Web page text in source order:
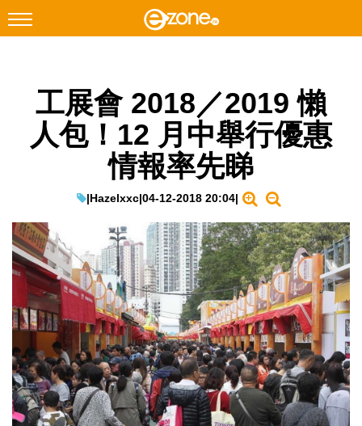
Facebook Instagram
科技焦點
教學評測
EduTech
IT Times
生成式AI與雲端應用
Enterprise Digital Transformation
特集
工展會 2018／2019 懶
人包！12 月中舉行優惠
情報率先睇
|Hazelxxc|04-12-2018 20:04|